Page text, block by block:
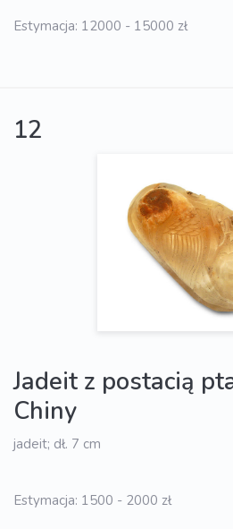
Estymacja: 12000 - 15000 zł
12
Jadeit z postacią
Chiny
jadeit; dł. 7 cm
Estymacja: 1500 - 2000 zł